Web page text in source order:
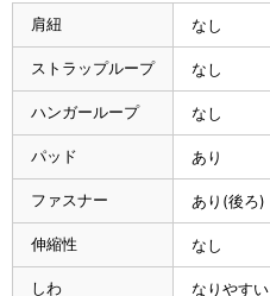
肩紐 なし
ストラップループ なし
ハンガーループ なし
パッド あり
ファスナー あり(後ろ)
伸縮性 なし
しわ なりやすい